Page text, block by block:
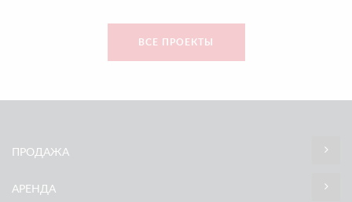
ВСЕ ПРОЕКТЫ
ПРОДАЖА
АРЕНДА